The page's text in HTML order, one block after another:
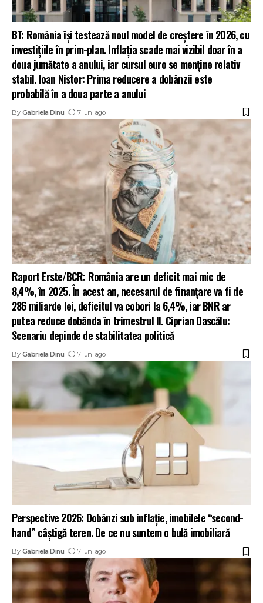
BT: România își testează noul model de creștere în 2026, cu
investițiile în prim-plan. Inflația scade mai vizibil doar în a
doua jumătate a anului, iar cursul euro se menține relativ
stabil. Ioan Nistor: Prima reducere a dobânzii este
probabilă în a doua parte a anului
By Gabriela Dinu 7 luni ago
Raport Erste/BCR: România are un deficit mai mic de
8,4%, în 2025. În acest an, necesarul de finanțare va fi de
286 miliarde lei, deficitul va cobori la 6,4%, iar BNR ar
putea reduce dobânda în trimestrul II. Ciprian Dascălu:
Scenariu depinde de stabilitatea politică
By Gabriela Dinu 7 luni ago
Perspective 2026: Dobânzi sub inflație, imobilele “second-
hand” câștigă teren. De ce nu suntem o bulă imobiliară
By Gabriela Dinu 7 luni ago